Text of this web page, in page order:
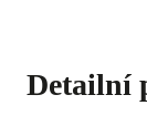
Detailní